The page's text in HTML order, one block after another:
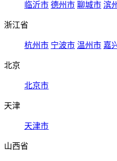
临沂市 德州市 聊城市 滨
浙江省
杭州市 宁波市 温州市 嘉
北京
北京市
天津
天津市
山西省